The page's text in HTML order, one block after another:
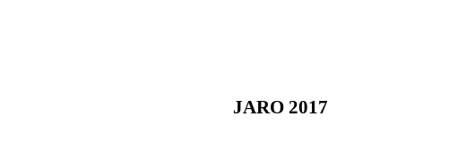
JARO 2017